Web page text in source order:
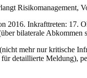
Risikomanagement,
Inkrafttreten: 17.
bilaterale Abkommen
mehr nur kritische
detaillierte